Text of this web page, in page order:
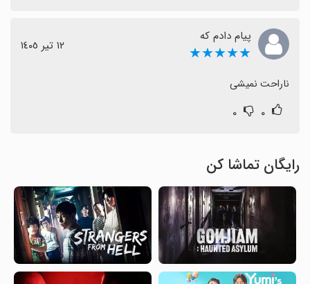
پیام دادم که
★★★★★ ١٢ تیر ١٤٠٥
ناراحت نمیشی
۰ ۰
رایگان تماشا کن